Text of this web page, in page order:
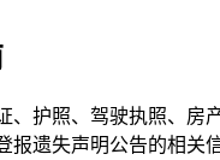
护照、驾驶执照、
遗失声明公告的相关信